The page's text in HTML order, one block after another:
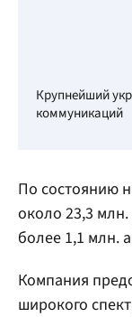
Крупнейший
коммуникаций
По состоянию
около 23,3
более 1,1 млн.
Компания
широкого